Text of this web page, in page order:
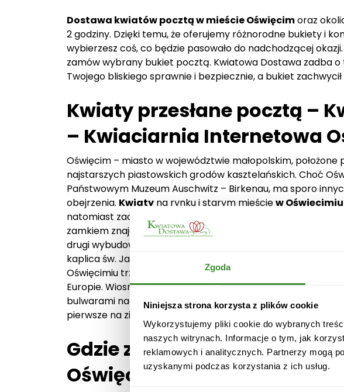
Zgoda
Niniejsza strona korzysta z plików cookie
Wykorzystujemy pliki cookie do wybranych
naszych witrynach. Informacje o tym, jak
reklamowych i analitycznych. Partnerzy mogą
uzyskanymi podczas korzystania z ich usług.
Dostawa kwiatów pocztą w mieście Oświęcimoraz
2 godziny. Dzięki temu, że oferujemy różnorodne bukiety i
wybierzesz coś, co będzie pasowało do nadchodzącej
zamów wybrany bukiet pocztą. Kwiatowa Dostawa zadba o
Twojego bliskiego sprawnie i bezpiecznie, a bukiet
Kwiaty przesłane pocztą –
– Kwiaciarnia Internetowa
Oświęcim – miasto w województwie małopolskim, położone
najstarszych piastowskich grodów kasztelańskich. Choć
Państwowym Muzeum Auschwitz – Birkenau, ma sporo
obejrzenia. Kwiaty na rynku i starym mieściew Oświęcimiu
natomiast zachwyca ratusz oraz zamek z XVI wieku wraz z
zamkiem znajdują się dwa zabytkowe tunele – jeden
drugi wybudowany przez Niemców w latach 1940 – 1944.
kaplica św. Jacka z I połowy XIV wieku, która pierwotnie
Oświęcimiu trzeba obejrzeć fresk Witolda Kaczanowskiego
Europie. Wiosną, gdy kwitnąkwiaty, warto przespacerować
bulwarami nad Sołą. Ciekawostką dotyczącą Oświęcimia
pierwsze na ziemiach polskich Biuro Podróży.
Gdzie zamówić kwiaty przez
Oświęcimiu?